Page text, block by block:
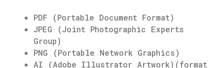
PDF (Portable Document Format)
JPEG (Joint Photographic Experts
Group)
PNG (Portable Network Graphics)
AI (Adobe Illustrator Artwork)(format